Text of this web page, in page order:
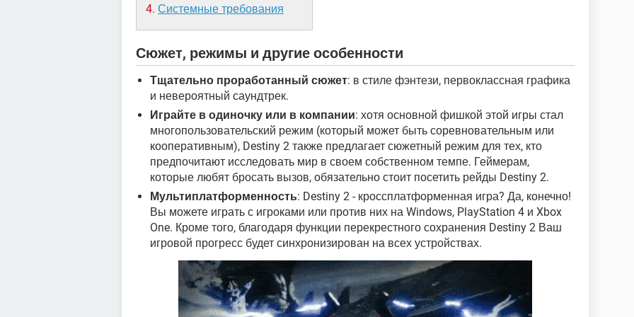
Системные требования
Сюжет, режимы и другие особенности
Тщательно проработанный сюжет: в стиле фэнтези, первоклассная графика
и невероятный саундтрек.
Играйте в одиночку или в компании: хотя основной фишкой этой игры стал
многопользовательский режим (который может быть соревновательным или
кооперативным), Destiny 2 также предлагает сюжетный режим для тех, кто
предпочитают исследовать мир в своем собственном темпе. Геймерам,
которые любят бросать вызов, обязательно стоит посетить рейды Destiny 2.
Мультиплатформенность: Destiny 2 - кроссплатформенная игра? Да, конечно!
Вы можете играть с игроками или против них на Windows, PlayStation 4 и Xbox
One. Кроме того, благодаря функции перекрестного сохранения Destiny 2 Ваш
игровой прогресс будет синхронизирован на всех устройствах.